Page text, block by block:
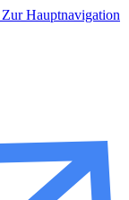
Zur Hauptnavigation